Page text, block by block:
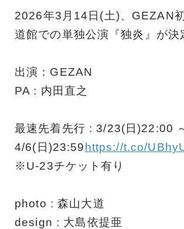
2026年3月14日(土)、GEZAN
道館での単独公演『独炎』が決
出演：GEZAN
PA : 内田直之
最速先着先行 : 3/23(日)22:00
4/6(日)23:59 https://t.co/
※U-23チケット有り
photo : 森山大道
design : 大島依提亜